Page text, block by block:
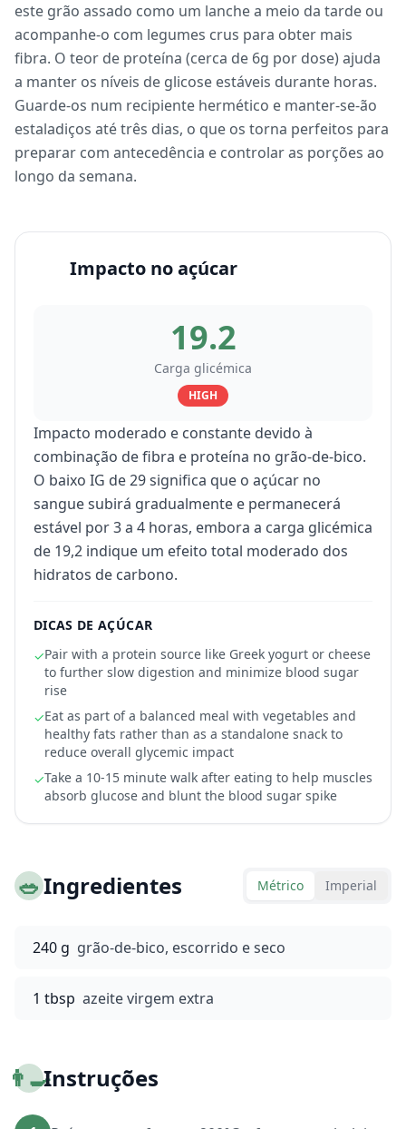
este grão assado como um lanche a meio da tarde ou
acompanhe-o com legumes crus para obter mais
fibra. O teor de proteína (cerca de 6g por dose) ajuda
a manter os níveis de glicose estáveis durante horas.
Guarde-os num recipiente hermético e manter-se-ão
estaladiços até três dias, o que os torna perfeitos para
preparar com antecedência e controlar as porções ao
longo da semana.
Impacto no açúcar
19.2
Carga glicémica
HIGH
Impacto moderado e constante devido à
combinação de fibra e proteína no grão-de-bico.
O baixo IG de 29 significa que o açúcar no
sangue subirá gradualmente e permanecerá
estável por 3 a 4 horas, embora a carga glicémica
de 19,2 indique um efeito total moderado dos
hidratos de carbono.
DICAS DE AÇÚCAR
✓Pair with a protein source like Greek yogurt or cheese
to further slow digestion and minimize blood sugar
rise
✓Eat as part of a balanced meal with vegetables and
healthy fats rather than as a standalone snack to
reduce overall glycemic impact
✓Take a 10-15 minute walk after eating to help muscles
absorb glucose and blunt the blood sugar spike
🥗Ingredientes Métrico Imperial
240 g grão-de-bico, escorrido e seco
1 tbsp azeite virgem extra
👨‍🍳Instruções